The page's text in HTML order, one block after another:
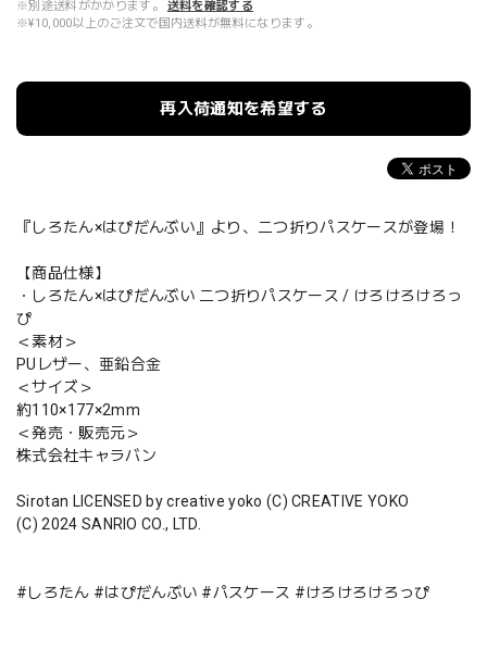
※別途送料がかかります。
送料を確認する
※¥10,000以上のご注文で国内送料が無料になります。
再入荷通知を希望する
『しろたん×はぴだんぶい』より、二つ折りパスケースが登場！
【商品仕様】
・しろたん×はぴだんぶい 二つ折りパスケース / けろけろけろっ
ぴ
＜素材＞
PUレザー、亜鉛合金
＜サイズ＞
約110×177×2mm
＜発売・販売元＞
株式会社キャラバン
Sirotan LICENSED by creative yoko (C) CREATIVE YOKO
(C) 2024 SANRIO CO., LTD.
#しろたん #はぴだんぶい #パスケース #けろけろけろっぴ